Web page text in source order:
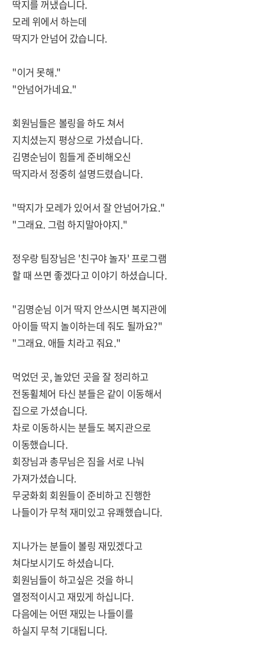
딱지를 꺼냈습니다.
모레 위에서 하는데
딱지가 안넘어 갔습니다.
"이거 못해."
"안넘어가네요."
회원님들은 볼링을 하도 쳐서
지치셨는지 평상으로 가셨습니다.
김명순님이 힘들게 준비해오신
딱지라서 정중히 설명드렸습니다.
"딱지가 모레가 있어서 잘 안넘어가요."
"그래요. 그럼 하지말아야지."
정우랑 팀장님은 '친구야 놀자' 프로그램
할 때 쓰면 좋겠다고 이야기 하셨습니다.
"김명순님 이거 딱지 안쓰시면 복지관에
아이들 딱지 놀이하는데 줘도 될까요?"
"그래요. 애들 치라고 줘요."
먹었던 곳, 놀았던 곳을 잘 정리하고
전동휠체어 타신 분들은 같이 이동해서
집으로 가셨습니다.
차로 이동하시는 분들도 복지관으로
이동했습니다.
회장님과 총무님은 짐을 서로 나눠
가져가셨습니다.
무궁화회 회원들이 준비하고 진행한
나들이가 무척 재미있고 유쾌했습니다.
지나가는 분들이 볼링 재밌겠다고
쳐다보시기도 하셨습니다.
회원님들이 하고싶은 것을 하니
열정적이시고 재밌게 하십니다.
다음에는 어떤 재밌는 나들이를
하실지 무척 기대됩니다.